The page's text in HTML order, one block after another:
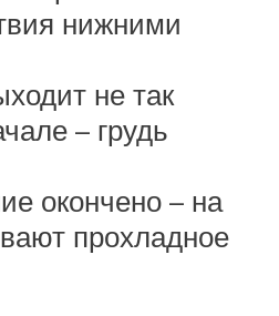
нижними
не так
– грудь
окончено – на
прохладное